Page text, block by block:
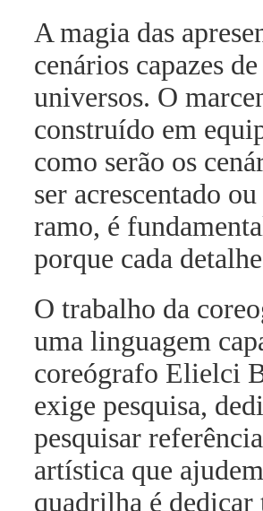
A magia das
cenários capazes
universos. O
construído em
como serão os
ser acrescentado
ramo, é
porque cada
O trabalho da
uma linguagem
coreógrafo Elielci
exige pesquisa,
pesquisar
artística que
quadrilha é dedicar